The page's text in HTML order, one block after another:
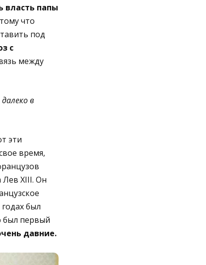
власть папы
что
под
с
между
в
эти
время,
Лев XIII. Он
был
был первый
давние.